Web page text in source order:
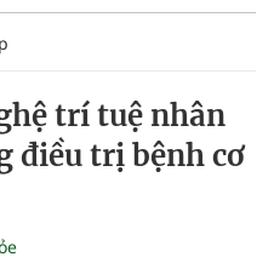
trí tuệ nhân
điều trị bệnh cơ